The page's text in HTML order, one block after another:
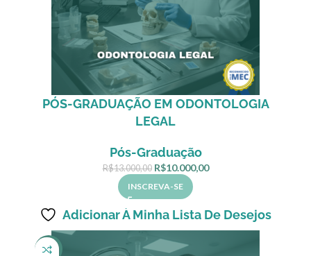
PÓS-GRADUAÇÃO EM ODONTOLOGIA
LEGAL
Pós-Graduação
R$13.000,00 R$10.000,00
INSCREVA-SE
Adicionar À Minha Lista De Desejos
-8%